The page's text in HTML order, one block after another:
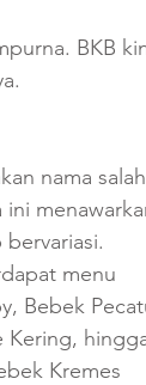
BKB
nama salah
menu
Bebek
Kering,
Kremes